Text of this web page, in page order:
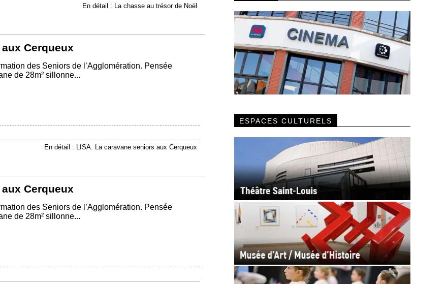
En détail : La chasse au trésor de Noël
Cerqueux
des Seniors de l’Agglomération. Pensée
de 28m² sillonne...
En détail : LISA. La caravane seniors aux Cerqueux
Cerqueux
des Seniors de l’Agglomération. Pensée
de 28m² sillonne...
ESPACES CULTURELS